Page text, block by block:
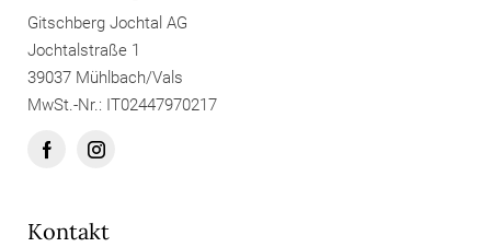
Gitschberg Jochtal AG
Jochtalstraße 1
39037 Mühlbach/Vals
MwSt.-Nr.: IT02447970217
Kontakt